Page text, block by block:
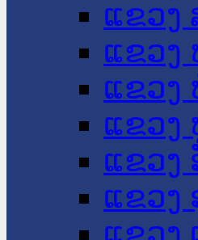
ແຂວງ
ແຂວງ
ແຂວງ
ແຂວງ
ແຂວງ
ແຂວງ